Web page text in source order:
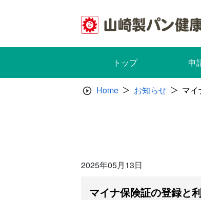
トップ 申
Home お知らせ マ
2025年05月13日
マイナ保険証の登録と